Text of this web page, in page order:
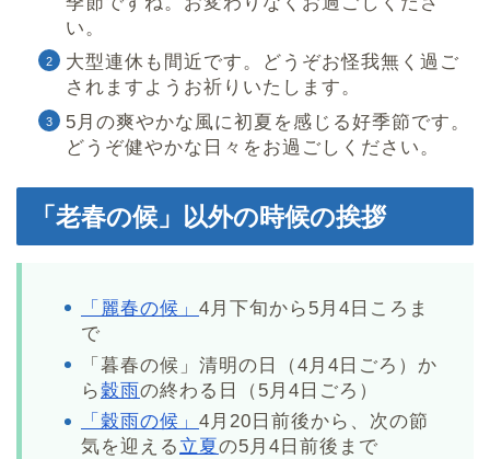
い。
大型連休も間近です。どうぞお怪我無く過ご
されますようお祈りいたします。
5月の爽やかな風に初夏を感じる好季節です。
どうぞ健やかな日々をお過ごしください。
「老春の候」以外の時候の挨拶
「麗春の候」 4月下旬から5月4日ころま
で
「暮春の候」清明の日（4月4日ごろ）か
ら穀雨の終わる日（5月4日ごろ）
「穀雨の候」 4月20日前後から、次の節
気を迎える 立夏 の5月4日前後まで